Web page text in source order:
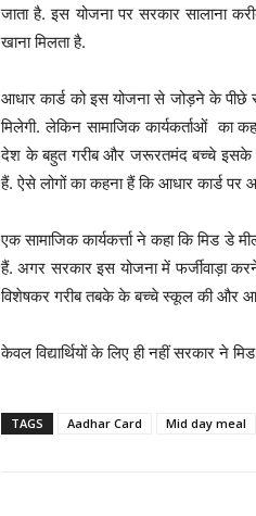
जाता है. इस योजना पर सरकार सालाना
खाना मिलता है.
आधार कार्ड को इस योजना से जोड़ने के पीछे
मिलेगी. लेकिन सामाजिक कार्यकर्ताओं का
देश के बहुत गरीब और जरूरतमंद बच्चे इसके
हैं. ऐसे लोगों का कहना हैं कि आधार कार्ड पर
एक सामाजिक कार्यकर्त्ता ने कहा कि मिड डे
हैं. अगर सरकार इस योजना में फर्जीवाड़ा
विशेषकर गरीब तबके के बच्चे स्कूल की और
केवल विद्यार्थियों के लिए ही नहीं सरकार ने
TAGS Aadhar Card Mid day meal